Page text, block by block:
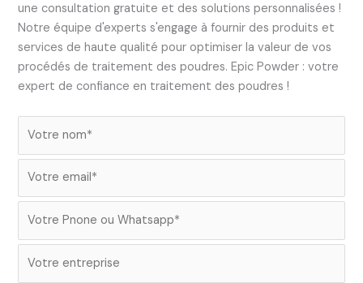
une consultation gratuite et des solutions personnalisées !
Notre équipe d'experts s'engage à fournir des produits et
services de haute qualité pour optimiser la valeur de vos
procédés de traitement des poudres. Epic Powder : votre
expert de confiance en traitement des poudres !